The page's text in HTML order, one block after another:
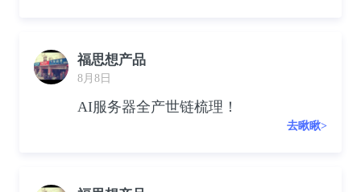
福思想产品
8月8日
AI服务器全产世链梳理！
去瞅瞅>